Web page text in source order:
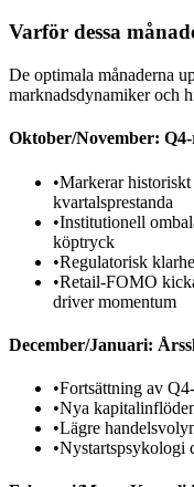
Varför dessa
De optimala månaderna
marknadsdynamiker och
Oktober/November:
•Markerar
kvartalsprestanda
•Institutionell
köptryck
•Regulatorisk
•Retail-FOMO
driver momentum
December/Januari:
•Fortsättning av
•Nya
•Lägre
•Nystartspsykologi